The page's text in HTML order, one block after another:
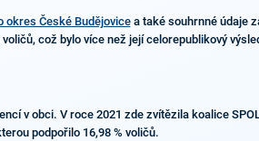
okres České Budějovicea také souhrnné údaje
což bylo více než její celorepublikový
v obci. V roce 2021 zde zvítězila koalice
podpořilo 16,98 % voličů.